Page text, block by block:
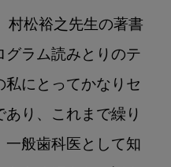
村松裕之先生の著書
グラム読みとりのテ
私にとってかなりセ
り、これまで繰り
般歯科医として知